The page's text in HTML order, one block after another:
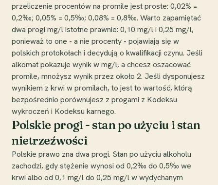
przeliczenie procentów na promile jest proste: 0,02% =
0,2‰; 0,05% = 0,5‰; 0,08% = 0,8‰. Warto zapamiętać
dwa progi mg/l istotne prawnie: 0,10 mg/l i 0,25 mg/l,
ponieważ to one - a nie procenty - pojawiają się w
polskich protokołach i decydują o kwalifikacji czynu. Jeśli
alkomat pokazuje wynik w mg/l, a chcesz oszacować
promile, mnożysz wynik przez około 2. Jeśli dysponujesz
wynikiem z krwi w promilach, to jest to wartość, którą
bezpośrednio porównujesz z progami z Kodeksu
wykroczeń i Kodeksu karnego.
Polskie progi - stan po użyciu i stan
nietrzeźwości
Polskie prawo zna dwa progi. Stan po użyciu alkoholu
zachodzi, gdy stężenie wynosi od 0,2‰ do 0,5‰ we
krwi albo od 0,1 mg/l do 0,25 mg/l w wydychanym